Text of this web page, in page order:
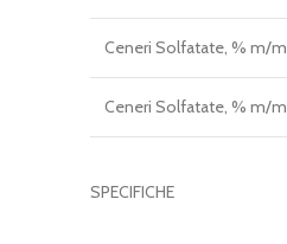
Ceneri Solfatate, % m/m
Ceneri Solfatate, % m/m
SPECIFICHE